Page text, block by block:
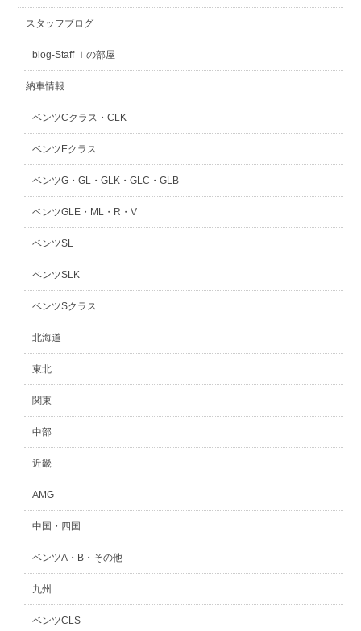
スタッフブログ
blog-Staff Ｉの部屋
納車情報
ベンツCクラス・CLK
ベンツEクラス
ベンツG・GL・GLK・GLC・GLB
ベンツGLE・ML・R・V
ベンツSL
ベンツSLK
ベンツSクラス
北海道
東北
関東
中部
近畿
AMG
中国・四国
ベンツA・B・その他
九州
ベンツCLS